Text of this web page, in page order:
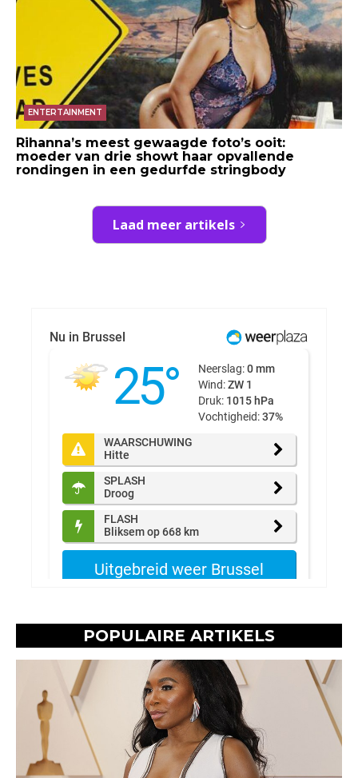
ENTERTAINMENT
Rihanna’s meest gewaagde foto’s ooit:
moeder van drie showt haar opvallende
rondingen in een gedurfde stringbody
Laad meer artikels
POPULAIRE ARTIKELS